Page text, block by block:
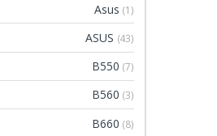
Asus (1)
ASUS (43)
B550 (7)
B560 (3)
B660 (8)